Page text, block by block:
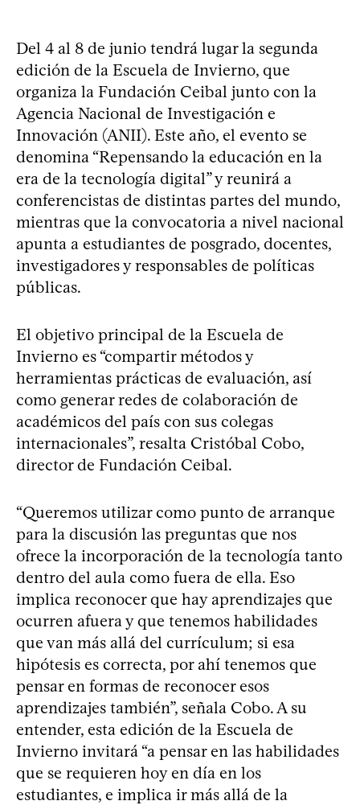
Del 4 al 8 de junio tendrá lugar la segunda
edición de la Escuela de Invierno, que
organiza la Fundación Ceibal junto con la
Agencia Nacional de Investigación e
Innovación (ANII). Este año, el evento se
denomina “Repensando la educación en la
era de la tecnología digital” y reunirá a
conferencistas de distintas partes del mundo,
mientras que la convocatoria a nivel nacional
apunta a estudiantes de posgrado, docentes,
investigadores y responsables de políticas
públicas.
El objetivo principal de la Escuela de
Invierno es “compartir métodos y
herramientas prácticas de evaluación, así
como generar redes de colaboración de
académicos del país con sus colegas
internacionales”, resalta Cristóbal Cobo,
director de Fundación Ceibal.
“Queremos utilizar como punto de arranque
para la discusión las preguntas que nos
ofrece la incorporación de la tecnología tanto
dentro del aula como fuera de ella. Eso
implica reconocer que hay aprendizajes que
ocurren afuera y que tenemos habilidades
que van más allá del currículum; si esa
hipótesis es correcta, por ahí tenemos que
pensar en formas de reconocer esos
aprendizajes también”, señala Cobo. A su
entender, esta edición de la Escuela de
Invierno invitará “a pensar en las habilidades
que se requieren hoy en día en los
estudiantes, e implica ir más allá de la